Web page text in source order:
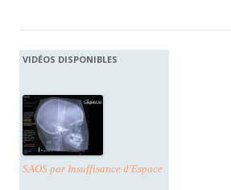
VIDÉOS DISPONIBLES
SAOS par Insuffisance d'Espace